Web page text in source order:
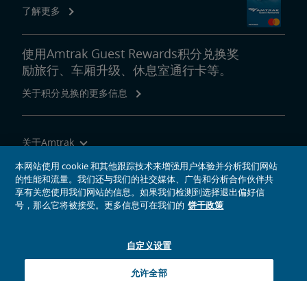
了解更多
使用Amtrak Guest Rewards积分兑换奖
励旅行、车厢升级、休息室通行卡等。
关于积分兑换的更多信息
关于Amtrak
乘坐Amtrak列车旅行
网站工具
Amtrak的Facebook主页将在新窗口中打开
Amtrak的Twitter主页将在新窗口中打开
Amtrak的Instagram主页将在新窗口中打开
Amtrak的Linkedin主页将在新窗口中打开
Amtrak的YouTube主页将在新窗口中打开
Pinterest将在新窗口中打开
本网站使用 cookie 和其他跟踪技术来增强用户体验并分析我们网站
的性能和流量。我们还与我们的社交媒体、广告和分析合作伙伴共
享有关您使用我们网站的信息。如果我们检测到选择退出偏好信
号，那么它将被接受。更多信息可在我们的 饼干政策
自定义设置
允许全部